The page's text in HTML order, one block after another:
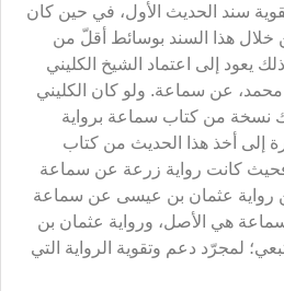
سند الحديث الأول، في حين كان
خلال هذا السند بوسائط أقلّ من
يعود إلى اعتماد الشيخ الكليني
محمد، عن سماعة. ولو كان الكليني
نسخة من كتاب سماعة برواية
إلى أخذ هذا الحديث من كتاب
كانت رواية زرعة عن سماعة
من رواية عثمان بن عيسى عن سماعة
هي الأصل، ورواية عثمان بن
لمجرّد دعم وتقوية الرواية التي